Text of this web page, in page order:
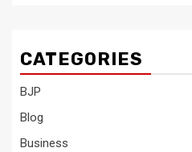
CATEGORIES
BJP
Blog
Business